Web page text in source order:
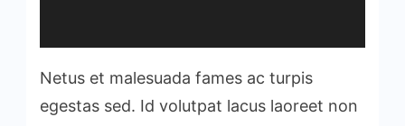
Netus et malesuada fames ac turpis
egestas sed. Id volutpat lacus laoreet non